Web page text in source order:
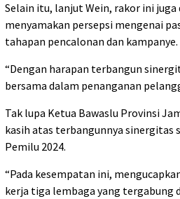
Selain itu, lanjut Wein, rakor ini
menyamakan persepsi mengenai
tahapan pencalonan dan kampanye.
“Dengan harapan terbangun
bersama dalam penanganan
Tak lupa Ketua Bawaslu Provinsi
kasih atas terbangunnya sinergitas
Pemilu 2024.
“Pada kesempatan ini,
kerja tiga lembaga yang tergabung